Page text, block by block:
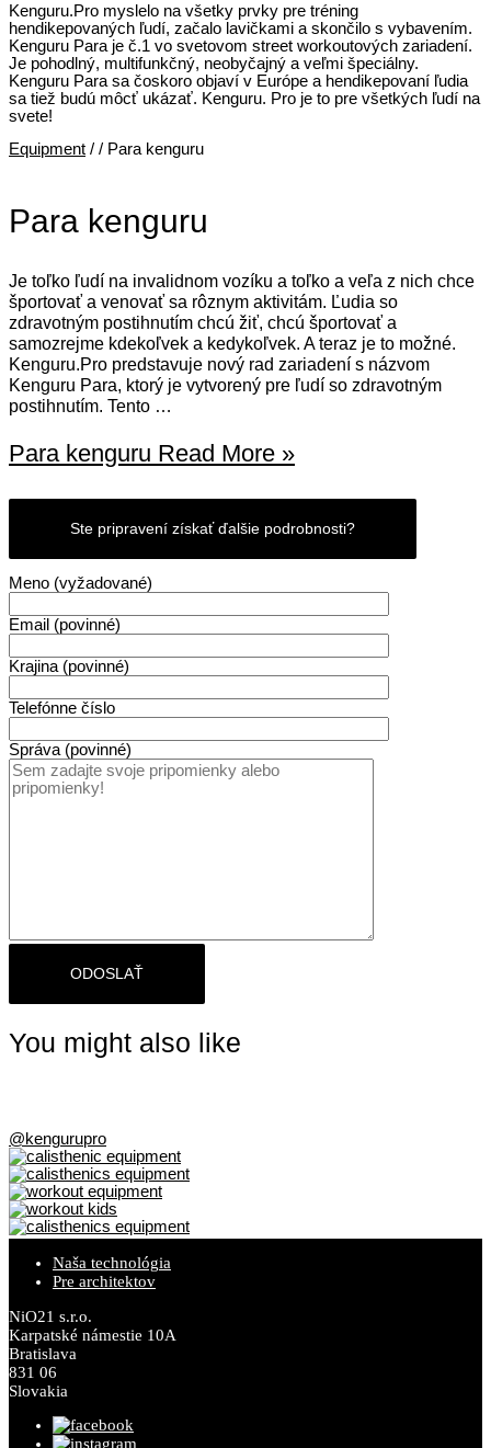
Kenguru.Pro myslelo na všetky prvky pre tréning
hendikepovaných ľudí, začalo lavičkami a skončilo s vybavením.
Kenguru Para je č.1 vo svetovom street workoutových zariadení.
Je pohodlný, multifunkčný, neobyčajný a veľmi špeciálny.
Kenguru Para sa čoskoro objaví v Európe a hendikepovaní ľudia
sa tiež budú môcť ukázať. Kenguru. Pro je to pre všetkých ľudí na
svete!
Equipment / / Para kenguru
Para kenguru
Je toľko ľudí na invalidnom vozíku a toľko a veľa z nich chce
športovať a venovať sa rôznym aktivitám. Ľudia so
zdravotným postihnutím chcú žiť, chcú športovať a
samozrejme kdekoľvek a kedykoľvek. A teraz je to možné.
Kenguru.Pro predstavuje nový rad zariadení s názvom
Kenguru Para, ktorý je vytvorený pre ľudí so zdravotným
postihnutím. Tento …
Para kenguru Read More »
Ste pripravení získať ďalšie podrobnosti?
Meno (vyžadované)
Email (povinné)
Krajina (povinné)
Telefónne číslo
Správa (povinné)
You might also like
@kengurupro
Naša technológia
Pre architektov
NiO21 s.r.o.
Karpatské námestie 10A
Bratislava
831 06
Slovakia